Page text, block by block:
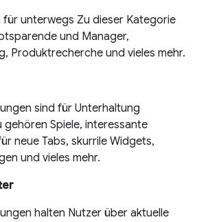
für unterwegs Zu dieser Kategorie
und Manager,
Produktrecherche und vieles mehr.
sind für Unterhaltung
Spiele, interessante
neue Tabs, skurrile Widgets,
und vieles mehr.
halten Nutzer über aktuelle